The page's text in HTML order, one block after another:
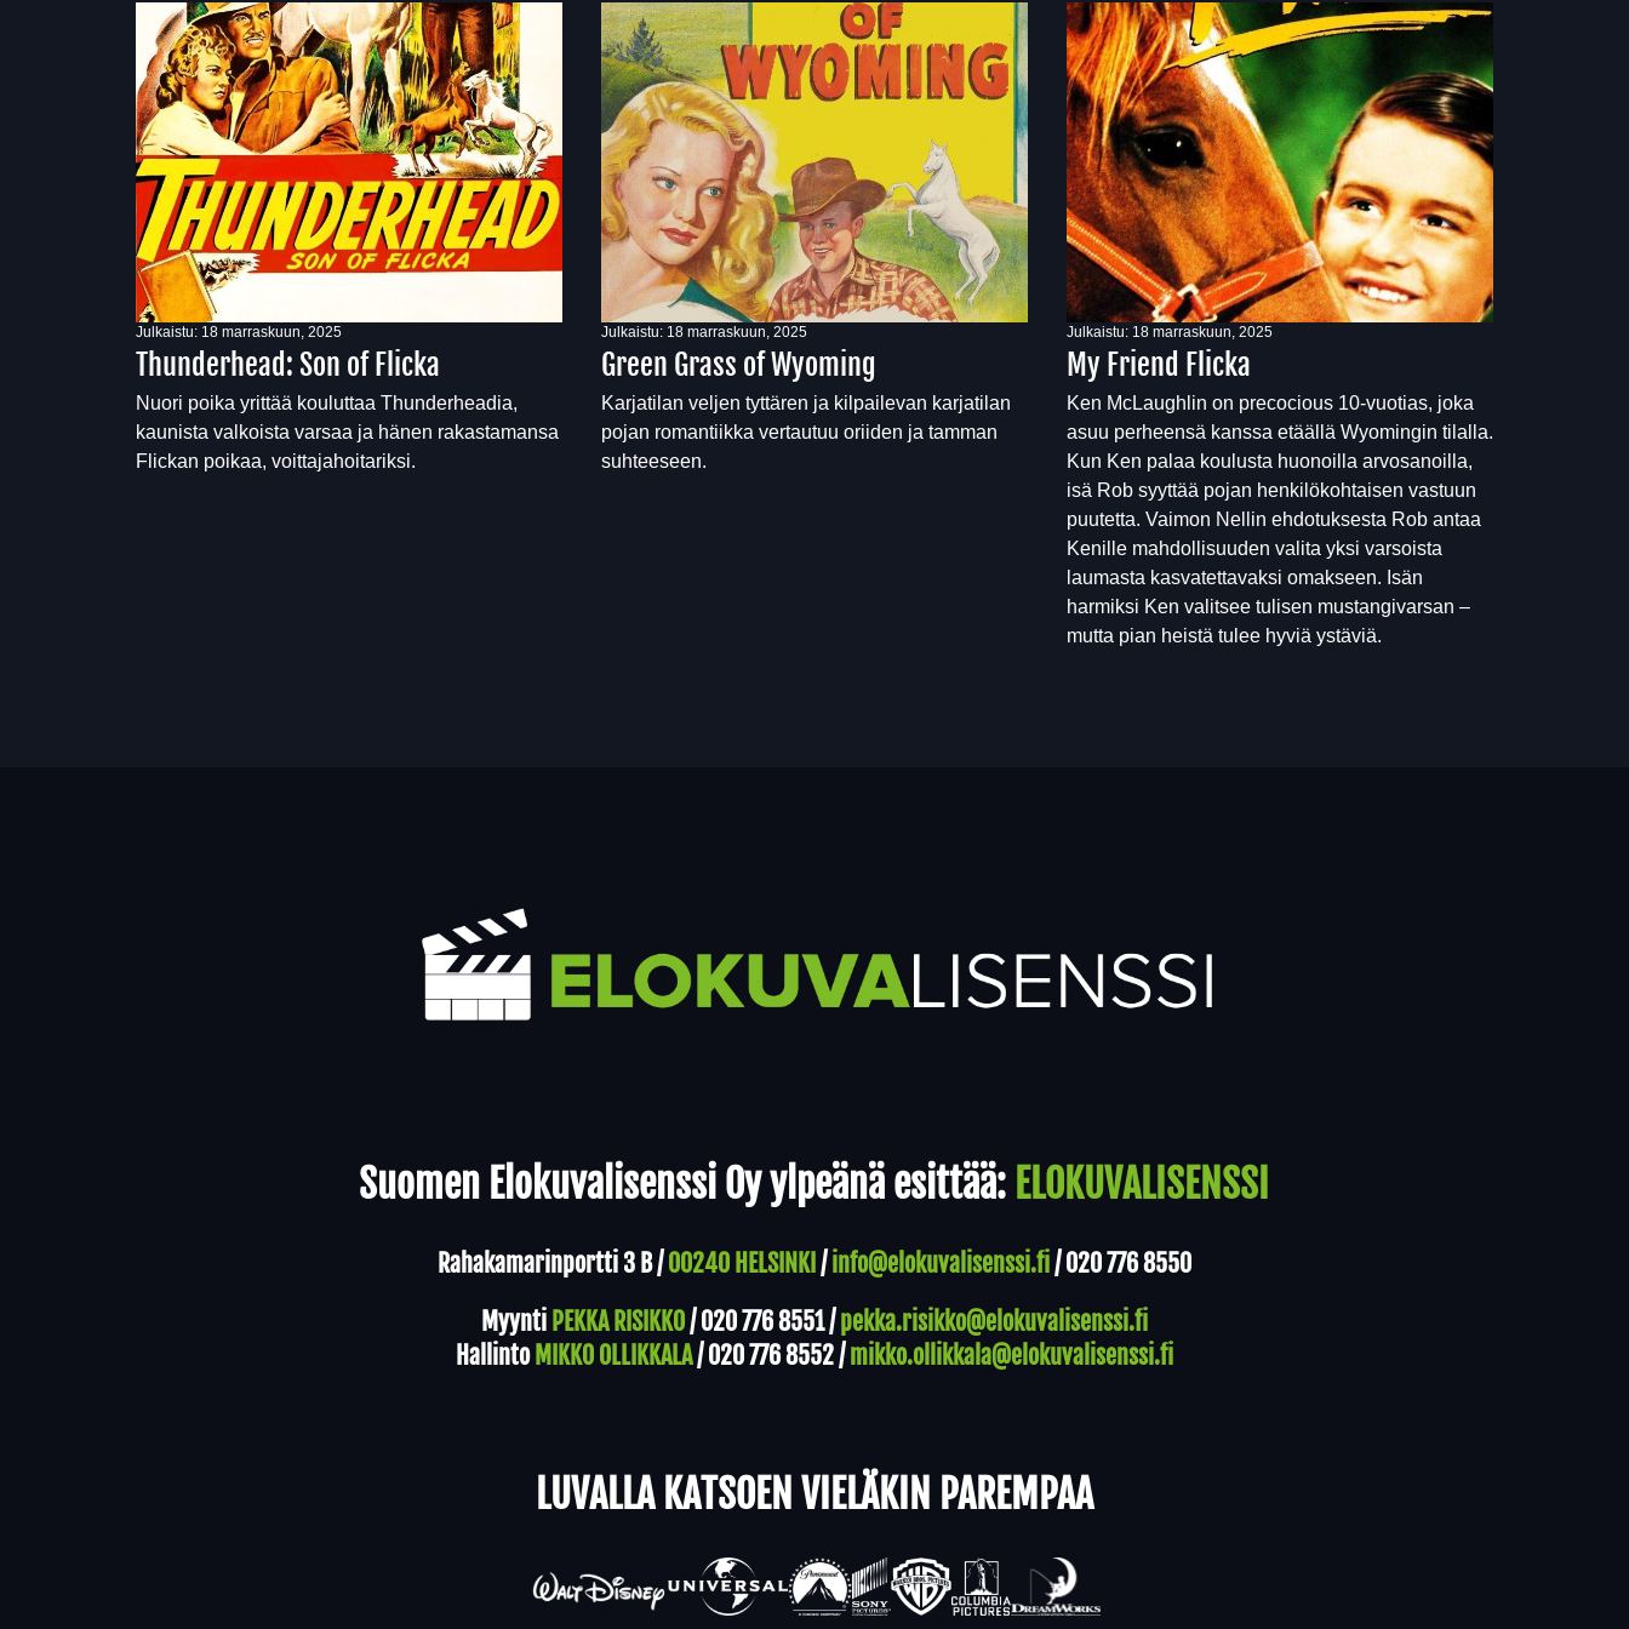
Julkaistu: 18 marraskuun, 2025
Thunderhead: Son of Flicka
Nuori poika yrittää kouluttaa Thunderheadia,
kaunista valkoista varsaa ja hänen rakastamansa
Flickan poikaa, voittajahoitariksi.
Julkaistu: 18 marraskuun, 2025
Green Grass of Wyoming
Karjatilan veljen tyttären ja kilpailevan karjatilan
pojan romantiikka vertautuu oriiden ja tamman
suhteeseen.
Julkaistu: 18 marraskuun, 2025
My Friend Flicka
Ken McLaughlin on precocious 10-vuotias, joka
asuu perheensä kanssa etäällä Wyomingin tilalla.
Kun Ken palaa koulusta huonoilla arvosanoilla,
isä Rob syyttää pojan henkilökohtaisen vastuun
puutetta. Vaimon Nellin ehdotuksesta Rob antaa
Kenille mahdollisuuden valita yksi varsoista
laumasta kasvatettavaksi omakseen. Isän
harmiksi Ken valitsee tulisen mustangivarsan –
mutta pian heistä tulee hyviä ystäviä.
Suomen Elokuvalisenssi Oy ylpeänä esittää: ELOKUVALISENSSI
Rahakamarinportti 3 B /00240 HELSINKI /info@elokuvalisenssi.fi/020 776 8550
Myynti PEKKA RISIKKO/020 776 8551/pekka.risikko@elokuvalisenssi.fi
Hallinto MIKKO OLLIKKALA/020 776 8552/mikko.ollikkala@elokuvalisenssi.fi
LUVALLA KATSOEN VIELÄKIN PAREMPAA